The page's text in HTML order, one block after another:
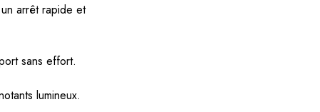
arrêt rapide et
sans effort.
lumineux.